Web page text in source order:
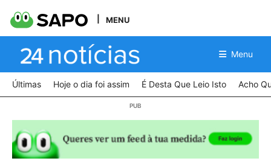
MENU
Menu
Últimas Hoje o dia foi assim É Desta Que Leio Isto Acho